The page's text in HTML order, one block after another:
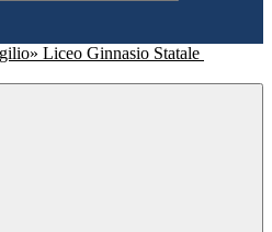
Liceo Ginnasio Statale